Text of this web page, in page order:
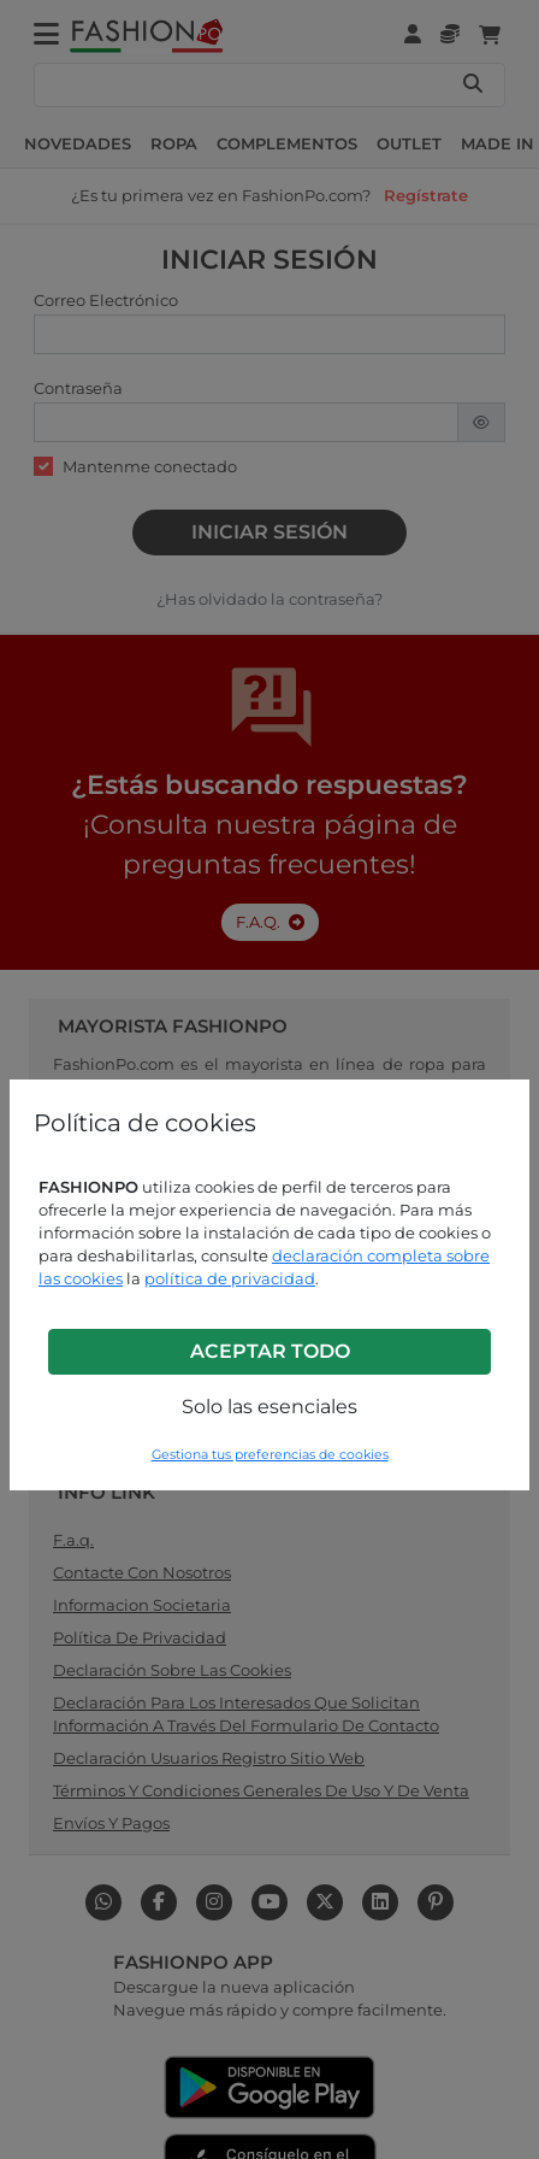
Política de cookies
FASHIONPO utiliza cookies de perfil de terceros para
ofrecerle la mejor experiencia de navegación. Para más
información sobre la instalación de cada tipo de cookies o
para deshabilitarlas, consultedeclaración completa sobre
las cookies la política de privacidad.
ACEPTAR TODO
Solo las esenciales
Gestiona tus preferencias de cookies
NOVEDADES ROPA COMPLEMENTOS OUTLET MADE IN
¿Es tu primera vez en FashionPo.com? Regístrate
INICIAR SESIÓN
Correo Electrónico
Contraseña
Mantenme conectado
INICIAR SESIÓN
¿Has olvidado la contraseña?
¿Estás buscando respuestas?
¡Consulta nuestra página de
preguntas frecuentes!
F.A.Q.
MAYORISTA FASHIONPO
FashionPo.com es el mayorista en línea de ropa para
vínculo ideal entre los fabricantes de ropa para
mujeres y los minoristas. Compre sus suministros de
manténgase al día con la última moda.
ASISTENCIA AL CLIENTE
LUN-VIE 9:00 - 13:00 / 14:00 - 18:00
+39 0574 729286
Contacta con nosotros en WhatsApp
INFO LINK
F.a.q.
Contacte Con Nosotros
Informacion Societaria
Política De Privacidad
Declaración Sobre Las Cookies
Declaración Para Los Interesados Que Solicitan
Información A Través Del Formulario De Contacto
Declaración Usuarios Registro Sitio Web
Términos Y Condiciones Generales De Uso Y De Venta
Envíos Y Pagos
FASHIONPO APP
Descargue la nueva aplicación
Navegue más rápido y compre facilmente.